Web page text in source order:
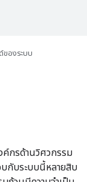
องระบบ
กรด้านวิศวกรรม
กับระบบนี้หลายสิบ